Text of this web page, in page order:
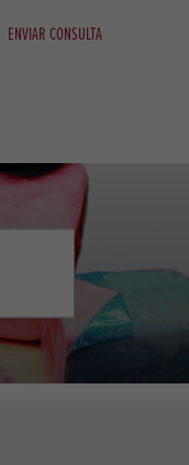
ENVIAR CONSULTA